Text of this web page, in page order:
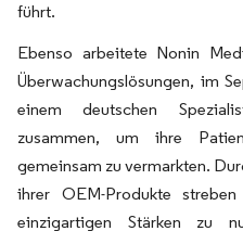
führt.
Ebenso arbeitete Nonin
Überwachungslösungen, im
einem deutschen
zusammen, um ihre
gemeinsam zu vermarkten.
ihrer OEM-Produkte
einzigartigen Stärken zu